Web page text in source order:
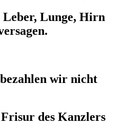
Leber, Lunge, Hirn
wir nicht
des Kanzlers